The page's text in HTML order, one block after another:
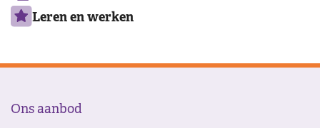
Leren en werken
Ons aanbod